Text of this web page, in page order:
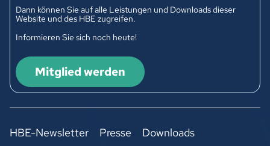
Dann können Sie auf alle Leistungen und Downloads dieser
Website und des HBE zugreifen.
Informieren Sie sich noch heute!
Mitglied werden
HBE-Newsletter Presse Downloads